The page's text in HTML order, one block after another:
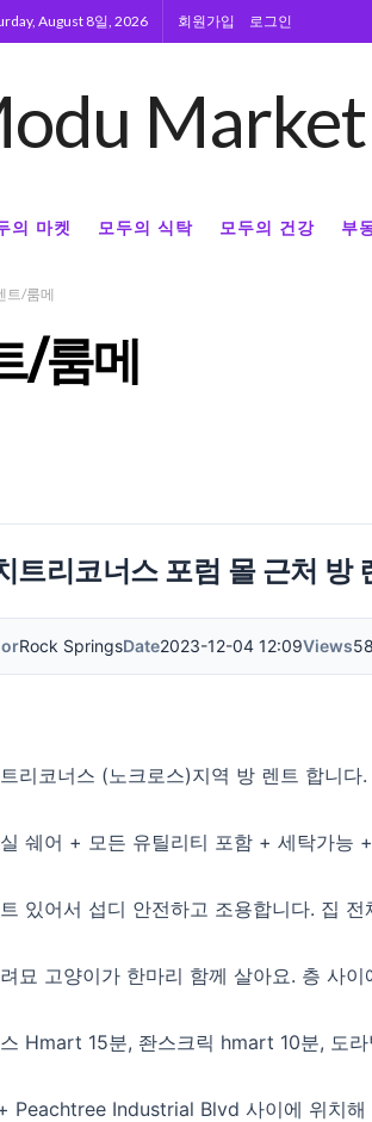
August 8일, 2026 회원가입 로그인
의 마켓 모두의 식탁 모두의 건강 부
트/룸메
/룸메
트리코너스 포럼 몰 근처 방
Rock SpringsDate2023-12-04 12:09Views
리코너스 (노크로스)지역 방 렌트 합니다.
쉐어 + 모든 유틸리티 포함 + 세탁가능
있어서 섭디 안전하고 조용합니다. 집
묘 고양이가 한마리 함께 살아요. 층 사
Hmart 15분, 좐스크릭 hmart 10분, 도
Peachtree Industrial Blvd 사이에 위치해